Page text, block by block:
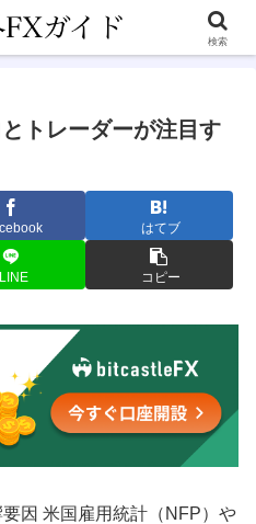
トレーダーが注目す
はてブ
LINE コピー
因 米国雇用統計（NFP）や
検索